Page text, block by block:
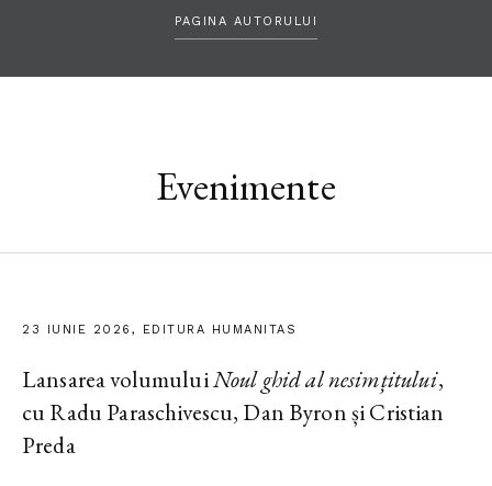
PAGINA AUTORULUI
Evenimente
23 IUNIE 2026, EDITURA HUMANITAS
Lansarea volumuluiNoul ghid al nesimțitului,
cu Radu Paraschivescu, Dan Byron și Cristian
Preda